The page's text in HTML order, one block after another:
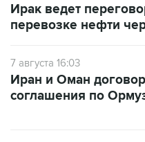
Ирак ведет
перевозке нефти
7 августа 16:03
Иран и Оман
соглашения по